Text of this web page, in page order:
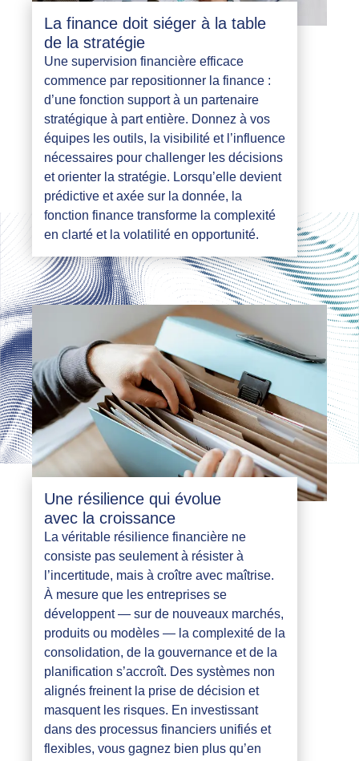
La finance doit siéger à la table
de la stratégie
Une supervision financière efficace
commence par repositionner la finance :
d’une fonction support à un partenaire
stratégique à part entière. Donnez à vos
équipes les outils, la visibilité et l’influence
nécessaires pour challenger les décisions
et orienter la stratégie. Lorsqu’elle devient
prédictive et axée sur la donnée, la
fonction finance transforme la complexité
en clarté et la volatilité en opportunité.
Une résilience qui évolue
avec la croissance
La véritable résilience financière ne
consiste pas seulement à résister à
l’incertitude, mais à croître avec maîtrise.
À mesure que les entreprises se
développent — sur de nouveaux marchés,
produits ou modèles — la complexité de la
consolidation, de la gouvernance et de la
planification s’accroît. Des systèmes non
alignés freinent la prise de décision et
masquent les risques. En investissant
dans des processus financiers unifiés et
flexibles, vous gagnez bien plus qu’en